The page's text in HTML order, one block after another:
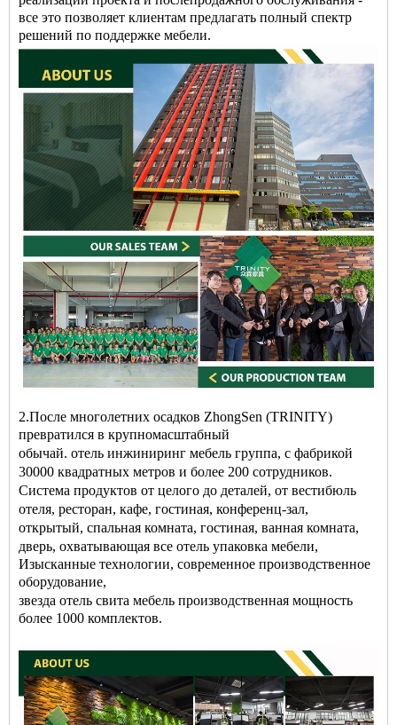
все это позволяет клиентам предлагать полный спектр
решений по поддержке мебели.
2.После многолетних осадков ZhongSen (TRINITY)
превратился в крупномасштабный
обычай. отель инжиниринг мебель группа, с фабрикой
30000 квадратных метров и более 200 сотрудников.
Система продуктов от целого до деталей, от вестибюль
отеля, ресторан, кафе, гостиная, конференц-зал,
открытый, спальная комната, гостиная, ванная комната,
дверь, охватывающая все отель упаковка мебели,
Изысканные технологии, современное производственное
оборудование,
звезда отель свита мебель производственная мощность
более 1000 комплектов.